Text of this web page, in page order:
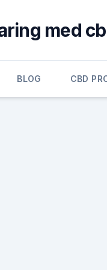
med
BLOG CBD